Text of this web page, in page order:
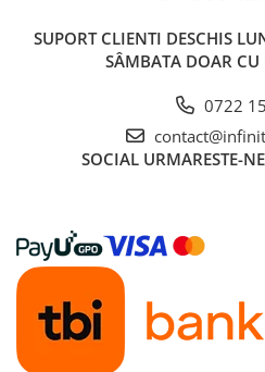
SUPORT CLIENTI DESCHIS
SÂMBATA DOAR CU
0722
SOCIAL URMARESTE-